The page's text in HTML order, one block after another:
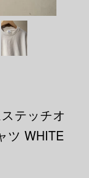
テッチオ
ツ WHITE